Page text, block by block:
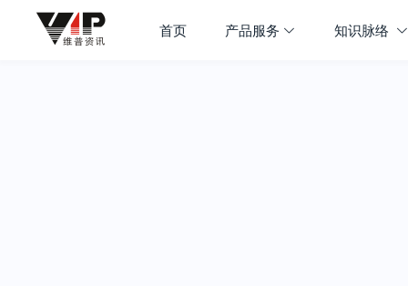
首页 产品服务 知识脉络